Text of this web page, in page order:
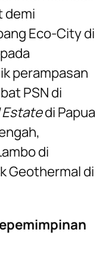
demi
Eco-City di
perampasan
PSN di
Estatedi Papua
di
Geothermal di